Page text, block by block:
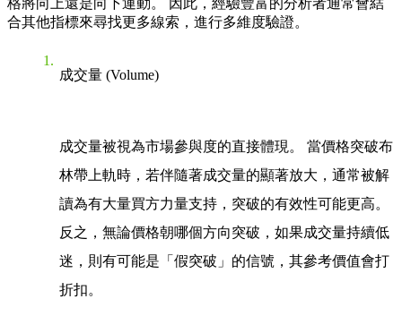
格將向上還是向下運動。 因此，經驗豐富的分析者通常會結
合其他指標來尋找更多線索，進行多維度驗證。
成交量 (Volume)
成交量被視為市場參與度的直接體現。 當價格突破布
林帶上軌時，若伴隨著成交量的顯著放大，通常被解
讀為有大量買方力量支持，突破的有效性可能更高。
反之，無論價格朝哪個方向突破，如果成交量持續低
迷，則有可能是「假突破」的信號，其參考價值會打
折扣。